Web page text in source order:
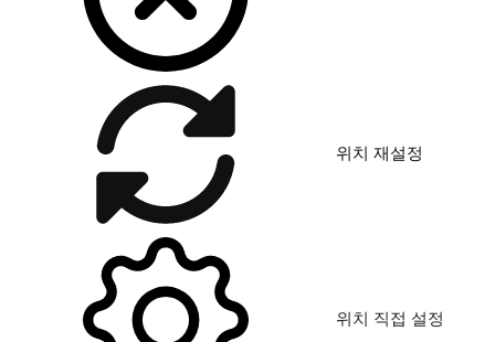
위치 재설정
위치 직접 설정